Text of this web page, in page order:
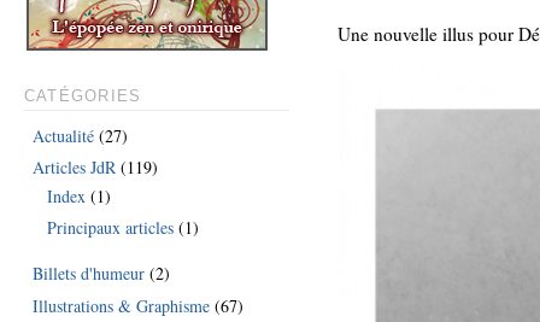
Une nouvelle illus pour
CATÉGORIES
Actualité (27)
Articles JdR (119)
Index (1)
Principaux articles (1)
Billets d'humeur (2)
Illustrations & Graphisme (67)